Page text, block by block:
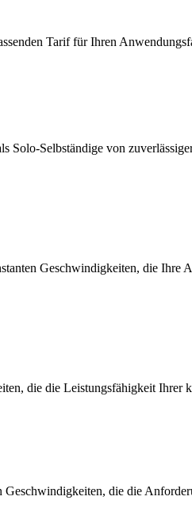
Tarif für Ihren
Solo-Selbständige von
Geschwindigkeiten, die Ihre
die die Leistungsfähigkeit Ihrer
die die